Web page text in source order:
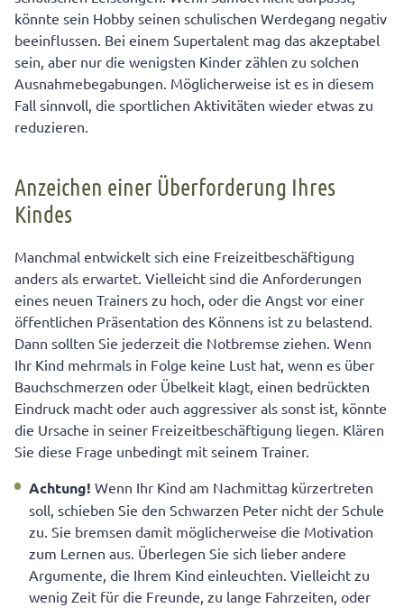
könnte sein Hobby seinen schulischen Werdegang negativ
beeinflussen. Bei einem Supertalent mag das akzeptabel
sein, aber nur die wenigsten Kinder zählen zu solchen
Ausnahmebegabungen. Möglicherweise ist es in diesem
Fall sinnvoll, die sportlichen Aktivitäten wieder etwas zu
reduzieren.
Anzeichen einer Überforderung Ihres
Kindes
Manchmal entwickelt sich eine Freizeitbeschäftigung
anders als erwartet. Vielleicht sind die Anforderungen
eines neuen Trainers zu hoch, oder die Angst vor einer
öffentlichen Präsentation des Könnens ist zu belastend.
Dann sollten Sie jederzeit die Notbremse ziehen. Wenn
Ihr Kind mehrmals in Folge keine Lust hat, wenn es über
Bauchschmerzen oder Übelkeit klagt, einen bedrückten
Eindruck macht oder auch aggressiver als sonst ist, könnte
die Ursache in seiner Freizeitbeschäftigung liegen. Klären
Sie diese Frage unbedingt mit seinem Trainer.
Achtung! Wenn Ihr Kind am Nachmittag kürzertreten
soll, schieben Sie den Schwarzen Peter nicht der Schule
zu. Sie bremsen damit möglicherweise die Motivation
zum Lernen aus. Überlegen Sie sich lieber andere
Argumente, die Ihrem Kind einleuchten. Vielleicht zu
wenig Zeit für die Freunde, zu lange Fahrzeiten, oder